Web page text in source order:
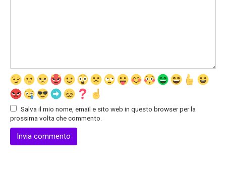
Salva il mio nome, email e sito web in questo browser per la
prossima volta che commento.